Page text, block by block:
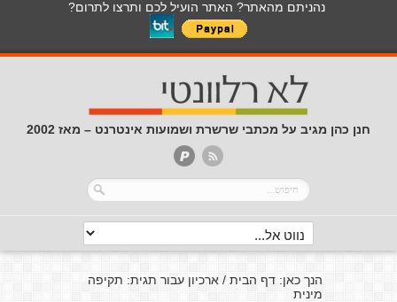
נהניתם מהאתר? האתר הועיל לכם ותרצו לתרום?
חנן כהן מגיב על מכתבי שרשרת ושמועות אינטרנט – מאז 2002
הנך כאן:דף הבית /ארכיון עבור תגית: תקיפה
מינית